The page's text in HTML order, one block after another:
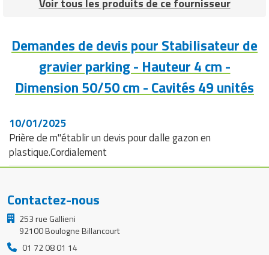
Voir tous les produits de ce fournisseur
Demandes de devis pour Stabilisateur de
gravier parking - Hauteur 4 cm -
Dimension 50/50 cm - Cavités 49 unités
10/01/2025
Prière de m"établir un devis pour dalle gazon en
plastique.Cordialement
Contactez-nous
253 rue Gallieni
92100 Boulogne Billancourt
01 72 08 01 14